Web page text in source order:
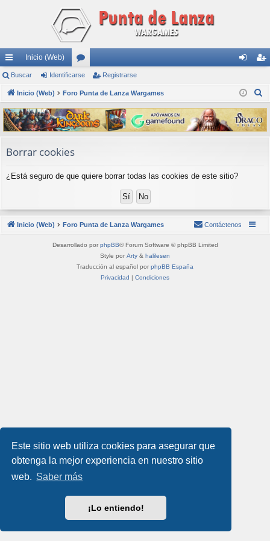
Este sitio web utiliza cookies para asegurar que
obtenga la mejor experiencia en nuestro sitio
web. Saber más
¡Lo entiendo!
nl
ac
es
rá
pi
Inicio (Web)
or
os nti
fic
ar
ist
ra
rs
Buscar Identificarse Registrarse
Inicio (Web) Foro Punta de Lanza Wargames
s
c
Borrar cookies
¿Está seguro de que quiere borrar todas las cookies de este sitio?
Inicio (Web) Foro Punta de Lanza Wargames Contáctenos
Desarrollado por phpBB® Forum Software © phpBB Limited
Style por Arty & halilesen
Traducción al español por phpBB España
Privacidad | Condiciones